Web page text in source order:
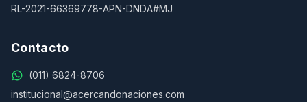
RL-2021-66369778-APN-DNDA#MJ
Contacto
(011) 6824-8706
institucional@acercandonaciones.com